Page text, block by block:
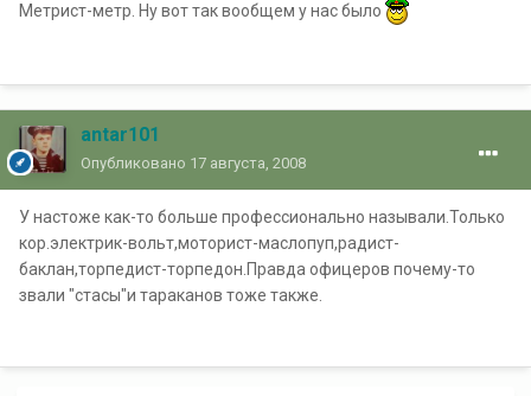
Метрист-метр. Ну вот так вообщем у нас было
antar101
Опубликовано 17 августа, 2008
У настоже как-то больше профессионально называли.Только
кор.электрик-вольт,моторист-маслопуп,радист-
баклан,торпедист-торпедон.Правда офицеров почему-то
звали "стасы"и тараканов тоже также.